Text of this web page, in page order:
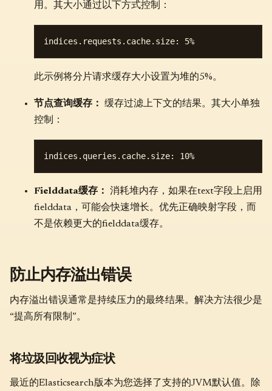
用。其大小通过以下方式控制：
此示例将分片请求缓存大小设置为堆的5%。
节点查询缓存：
缓存过滤上下文的结果。其大小单独
控制：
Fielddata缓存：
消耗堆内存，如果在text字段上启用
fielddata，可能会快速增长。优先正确映射字段，而
不是依赖更大的fielddata缓存。
防止内存溢出错误
内存溢出错误通常是持续压力的最终结果。解决方法很少是
“提高所有限制”。
将垃圾回收视为症状
最近的Elasticsearch版本为您选择了支持的JVM默认值。除